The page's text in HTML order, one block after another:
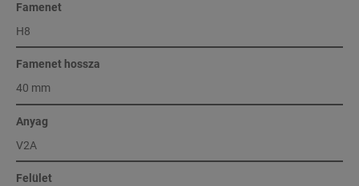
Famenet
H8
Famenet hossza
40 mm
Anyag
V2A
Felület